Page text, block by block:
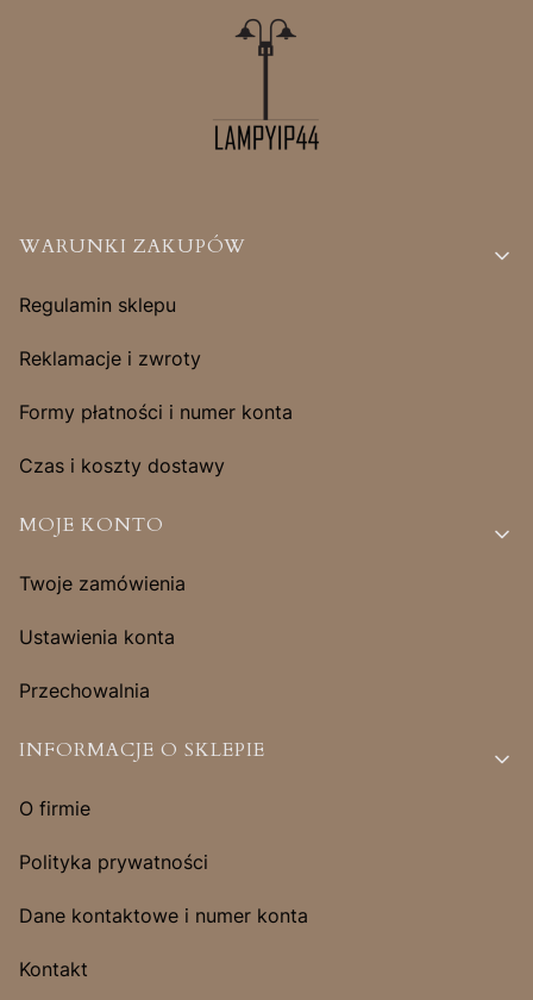
Linki w stopce
WARUNKI ZAKUPÓW
Regulamin sklepu
Reklamacje i zwroty
Formy płatności i numer konta
Czas i koszty dostawy
MOJE KONTO
Twoje zamówienia
Ustawienia konta
Przechowalnia
INFORMACJE O SKLEPIE
O firmie
Polityka prywatności
Dane kontaktowe i numer konta
Kontakt